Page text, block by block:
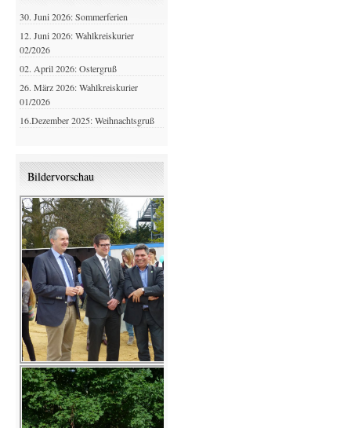
30. Juni 2026: Sommerferien
12. Juni 2026: Wahlkreiskurier
02/2026
02. April 2026: Ostergruß
26. März 2026: Wahlkreiskurier
01/2026
16.Dezember 2025: Weihnachtsgruß
Bildervorschau